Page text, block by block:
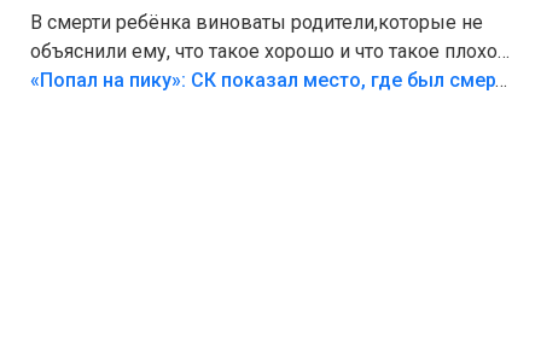
В смерти ребёнка виноваты родители,которые не
объяснили ему, что такое хорошо и что такое плохо!
Лезть через такой забор,верх безумия,есть же
«Попал на пику»: СК показал место, где был смертельно травмирован ребенок в Тольятти